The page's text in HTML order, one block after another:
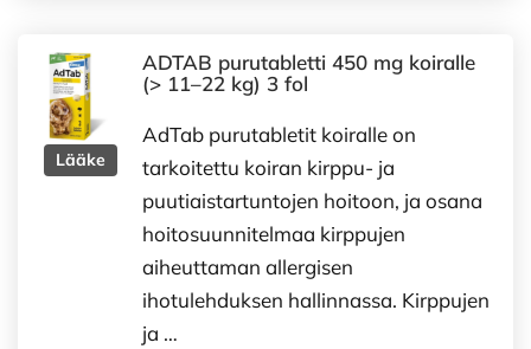
Lääke
ADTAB purutabletti 450 mg koiralle
(> 11–22 kg) 3 fol
AdTab purutabletit koiralle on
tarkoitettu koiran kirppu- ja
puutiaistartuntojen hoitoon, ja osana
hoitosuunnitelmaa kirppujen
aiheuttaman allergisen
ihotulehduksen hallinnassa. Kirppujen
ja …